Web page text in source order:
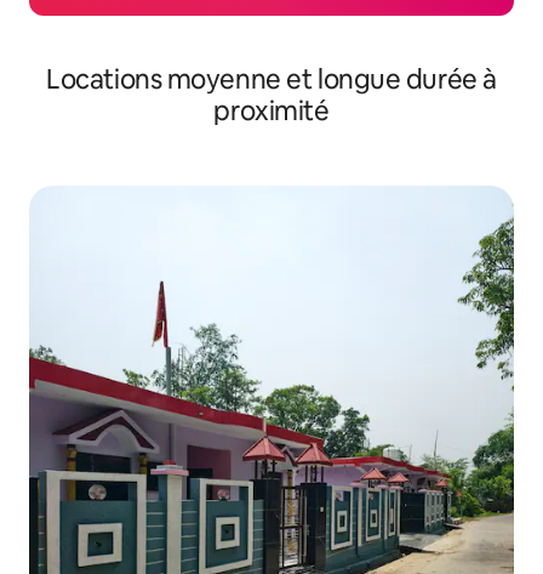
Locations moyenne et longue durée à
proximité